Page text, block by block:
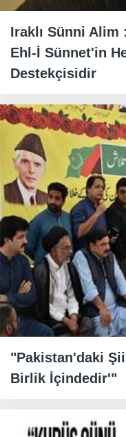
Iraklı Sünni Alim
Ehl-İ Sünnet'in
Destekçisidir
"Pakistan'daki
Birlik İçindedir'"